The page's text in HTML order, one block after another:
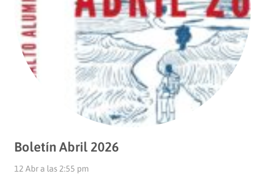
Boletín Abril 2026
12 Abr a las 2:55 pm